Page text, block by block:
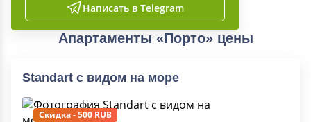
Написать в Telegram
Апартаменты «Порто» цены
Standart c видом на море
Скидка - 500 RUB